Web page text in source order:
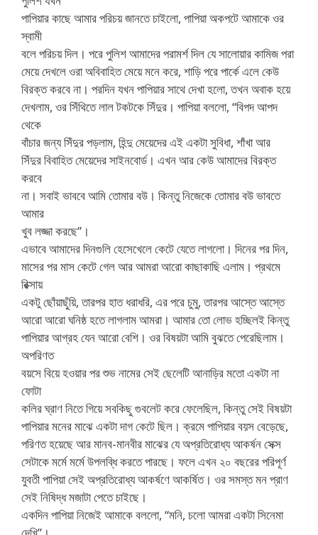
পাপিয়ার কাছে আমার পরিচয় জানতে চাইলো, পাপিয়া অকপটে আমাকে ওর
স্বামী
বলে পরিচয় দিল। পরে পুলিশ আমাদের পরামর্শ দিল যে সালোয়ার কামিজ পরা
মেয়ে দেখলে ওরা অবিবাহিত মেয়ে মনে করে, শাড়ি পরে পার্কে এলে কেউ
বিরক্ত করবে না। পরদিন যখন পাপিয়ার সাথে দেখা হলো, তখন অবাক হয়ে
দেখলাম, ওর সিঁথিতে লাল টকটকে সিঁদুর। পাপিয়া বললো, “বিপদ আপদ
থেকে
বাঁচার জন্য সিঁদুর পড়লাম, হিন্দু মেয়েদের এই একটা সুবিধা, শাঁখা আর
সিঁদুর বিবাহিত মেয়েদের সাইনবোর্ড। এখন আর কেউ আমাদের বিরক্ত
করবে
না। সবাই ভাববে আমি তোমার বউ। কিন্তু নিজেকে তোমার বউ ভাবতে
আমার
খুব লজ্জা করছে”।
এভাবে আমাদের দিনগুলি হেসেখেলে কেটে যেতে লাগলো। দিনের পর দিন,
মাসের পর মাস কেটে গেল আর আমরা আরো কাছাকাছি এলাম। প্রথমে
রিক্সায়
একটু ছোঁয়াছুঁয়ি, তারপর হাত ধরাধরি, এর পরে চুমু, তারপর আস্তে আস্তে
আরো আরো ঘনিষ্ঠ হতে লাগলাম আমরা। আমার তো লোভ হচ্ছিলই কিন্তু
পাপিয়ার আগ্রহ যেন আরো বেশি। ওর বিষয়টা আমি বুঝতে পেরেছিলাম।
অপরিণত
বয়সে বিয়ে হওয়ার পর শুভ নামের সেই ছেলেটি আনাড়ির মতো একটা না
ফোটা
কলির ঘ্রাণ নিতে গিয়ে সবকিছু গুবলেট করে ফেলেছিল, কিন্তু সেই বিষয়টা
পাপিয়ার মনের মাঝে একটা দাগ কেটে ছিল। ক্রমে পাপিয়ার বয়স বেড়েছে,
পরিণত হয়েছে আর মানব-মানবীর মাঝের যে অপ্রতিরোধ্য আকর্ষন সেক্স
সেটাকে মর্মে মর্মে উপলব্ধি করতে পারছে। ফলে এখন ২০ বছরের পরিপূর্ণ
যুবতী পাপিয়া সেই অপ্রতিরোধ্য আকর্ষণে আকর্ষিত। ওর সমস্ত মন প্রাণ
সেই নিষিদ্ধ মজাটা পেতে চাইছে।
একদিন পাপিয়া নিজেই আমাকে বললো, “মনি, চলো আমরা একটা সিনেমা